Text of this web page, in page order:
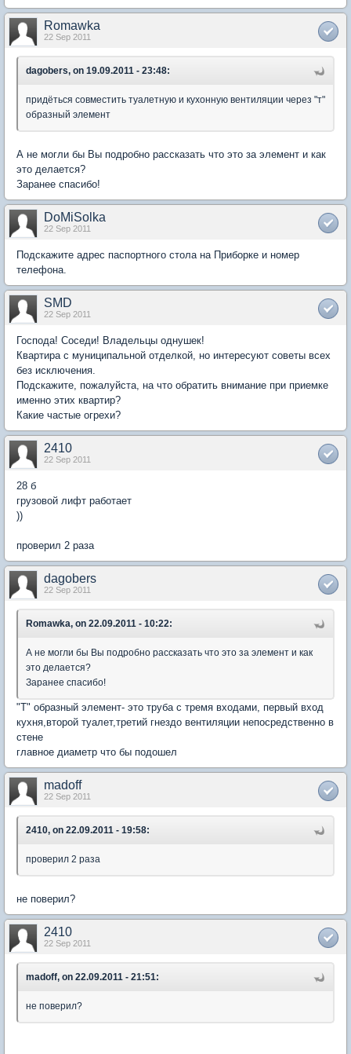
Romawka
22 Sep 2011
dagobers, on 19.09.2011 - 23:48:
придёться совместить туалетную и кухонную вентиляции через "т"
образный элемент
А не могли бы Вы подробно рассказать что это за элемент и как
это делается?
Заранее спасибо!
DoMiSolka
22 Sep 2011
Подскажите адрес паспортного стола на Приборке и номер
телефона.
SMD
22 Sep 2011
Господа! Соседи! Владельцы однушек!
Квартира с муниципальной отделкой, но интересуют советы всех
без исключения.
Подскажите, пожалуйста, на что обратить внимание при приемке
именно этих квартир?
Какие частые огрехи?
2410
22 Sep 2011
28 б
грузовой лифт работает
))
проверил 2 раза
dagobers
22 Sep 2011
Romawka, on 22.09.2011 - 10:22:
А не могли бы Вы подробно рассказать что это за элемент и как
это делается?
Заранее спасибо!
"Т" образный элемент- это труба с тремя входами, первый вход
кухня,второй туалет,третий гнездо вентиляции непосредственно в
стене
главное диаметр что бы подошел
madoff
22 Sep 2011
2410, on 22.09.2011 - 19:58:
проверил 2 раза
не поверил?
2410
22 Sep 2011
madoff, on 22.09.2011 - 21:51:
не поверил?